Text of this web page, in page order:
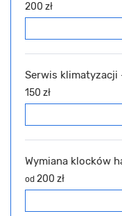
200 zł
Serwis klimatyzacji
150 zł
Wymiana klocków
od 200 zł